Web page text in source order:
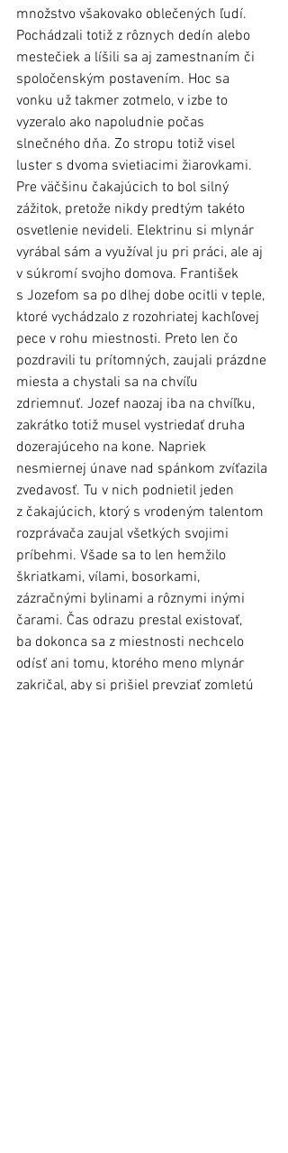
množstvo všakovako oblečených ľudí.
Pochádzali totiž z rôznych dedín alebo
mestečiek a líšili sa aj zamestnaním či
spoločenským postavením. Hoc sa
vonku už takmer zotmelo, v izbe to
vyzeralo ako napoludnie počas
slnečného dňa. Zo stropu totiž visel
luster s dvoma svietiacimi žiarovkami.
Pre väčšinu čakajúcich to bol silný
zážitok, pretože nikdy predtým takéto
osvetlenie nevideli. Elektrinu si mlynár
vyrábal sám a využíval ju pri práci, ale aj
v súkromí svojho domova. František
s Jozefom sa po dlhej dobe ocitli v teple,
ktoré vychádzalo z rozohriatej kachľovej
pece v rohu miestnosti. Preto len čo
pozdravili tu prítomných, zaujali prázdne
miesta a chystali sa na chvíľu
zdriemnuť. Jozef naozaj iba na chvíľku,
zakrátko totiž musel vystriedať druha
dozerajúceho na kone. Napriek
nesmiernej únave nad spánkom zvíťazila
zvedavosť. Tu v nich podnietil jeden
z čakajúcich, ktorý s vrodeným talentom
rozprávača zaujal všetkých svojimi
príbehmi. Všade sa to len hemžilo
škriatkami, vílami, bosorkami,
zázračnými bylinami a rôznymi inými
čarami. Čas odrazu prestal existovať,
ba dokonca sa z miestnosti nechcelo
odísť ani tomu, ktorého meno mlynár
zakričal, aby si prišiel prevziať zomletú